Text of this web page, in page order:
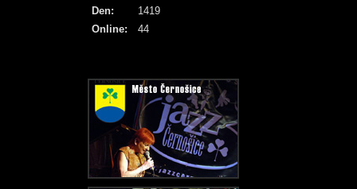
Online: 44
Den:
1419